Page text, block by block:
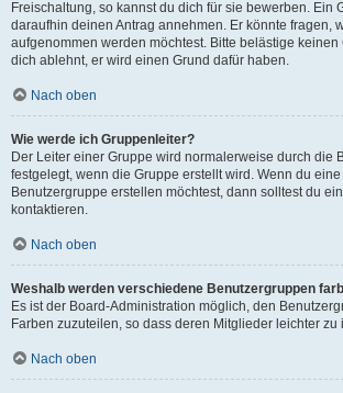
Freischaltung, so kannst du dich für sie bewerben. Ein
daraufhin deinen Antrag annehmen. Er könnte fragen,
aufgenommen werden möchtest. Bitte belästige
dich ablehnt, er wird einen Grund dafür haben.
Nach oben
Wie werde ich Gruppenleiter?
Der Leiter einer Gruppe wird normalerweise durch die
festgelegt, wenn die Gruppe erstellt wird. Wenn du
Benutzergruppe erstellen möchtest, dann solltest du
kontaktieren.
Nach oben
Weshalb werden verschiedene Benutzergruppen
Es ist der Board-Administration möglich, den
Farben zuzuteilen, so dass deren Mitglieder leichter
Nach oben